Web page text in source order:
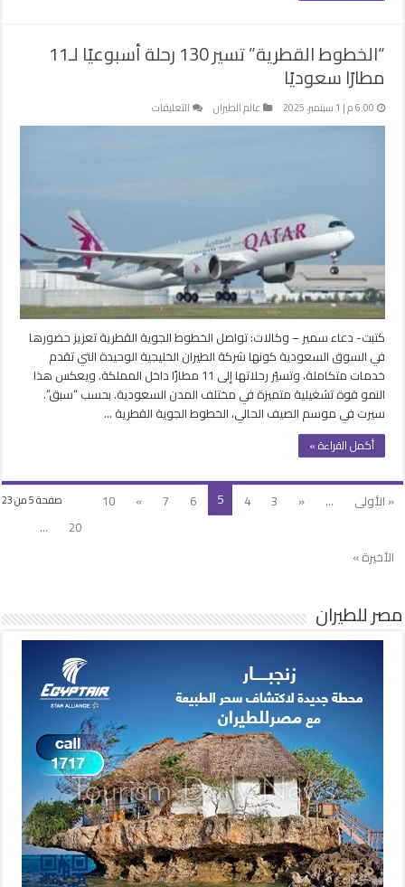
“الخطوط القطرية” تسير 130 رحلة أسبوعيًا لـ11
مطارًا سعوديًا
6:00 م | 1 سبتمبر، 2025 عالم الطيران التعليقات
“الخطوط
مطارًا
سعوديًا
مغلقة
كتبت- دعاء سمير – وكالات: تواصل الخطوط الجوية القطرية تعزيز حضورها
في السوق السعودية كونها شركة الطيران الخليجية الوحيدة التي تقدم
خدمات متكاملة، وتسيّر رحلاتها إلى 11 مطارًا داخل المملكة. ويعكس هذا
النمو قوة تشغيلية متميزة في مختلف المدن السعودية. بحسب “سبق”.
سيرت في موسم الصيف الحالي، الخطوط الجوية القطرية …
أكمل القراءة »
صفحة 5 من 23 « الأولى ...
«
3
4
5
6
7
»
10
20
...
الأخيرة »
مصر للطيران